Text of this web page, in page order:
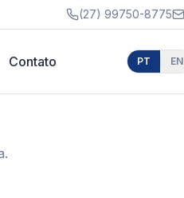
(27) 99750-8775
Contato PT EN